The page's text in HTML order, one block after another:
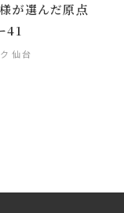
が選んだ原点
41
仙台